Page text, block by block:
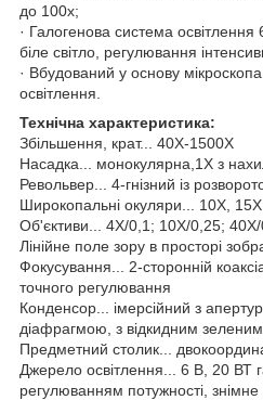
до 100x;
· Галогенова система
біле світло, регулювання
· Вбудований у основу
освітлення.
Технічна характеристика:
Збільшення, крат... 40X-1500X
Насадка... монокулярна,1Х з
Револьвер... 4-гнізний із
Широкопальні окуляри... 10X, 15X
Об'єктиви... 4X/0,1; 10X/0,25;
Лінійне поле зору в просторі
Фокусування... 2-сторонній
точного регулювання
Конденсор... імерсійний з
діафрагмою, з відкидним зеленим
Предметний столик...
Джерело освітлення... 6 В, 20 ВТ
регулюванням потужності,